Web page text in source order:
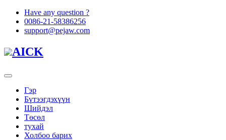
Have any question ?
0086-21-58386256
support@pejaw.com
AICK
Гэр
Бүтээгдэхүүн
Шийдэл
Төсөл
тухай
Холбоо барих